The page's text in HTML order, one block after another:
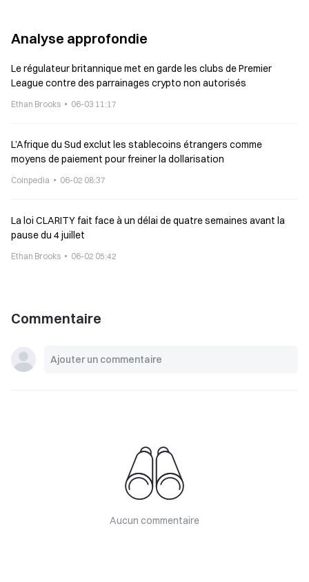
Analyse approfondie
Le régulateur britannique met en garde les clubs de Premier
League contre des parrainages crypto non autorisés
Ethan Brooks 06-03 11:17
L’Afrique du Sud exclut les stablecoins étrangers comme
moyens de paiement pour freiner la dollarisation
Coinpedia 06-02 08:37
La loi CLARITY fait face à un délai de quatre semaines avant la
pause du 4 juillet
Ethan Brooks 06-02 05:42
Commentaire
Aucun commentaire